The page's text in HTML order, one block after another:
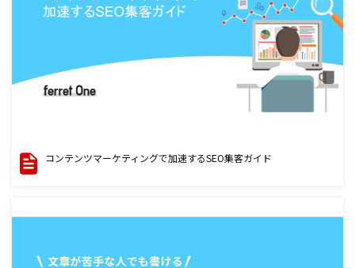
コンテンツマーケティングで加速するSEO集客ガイド